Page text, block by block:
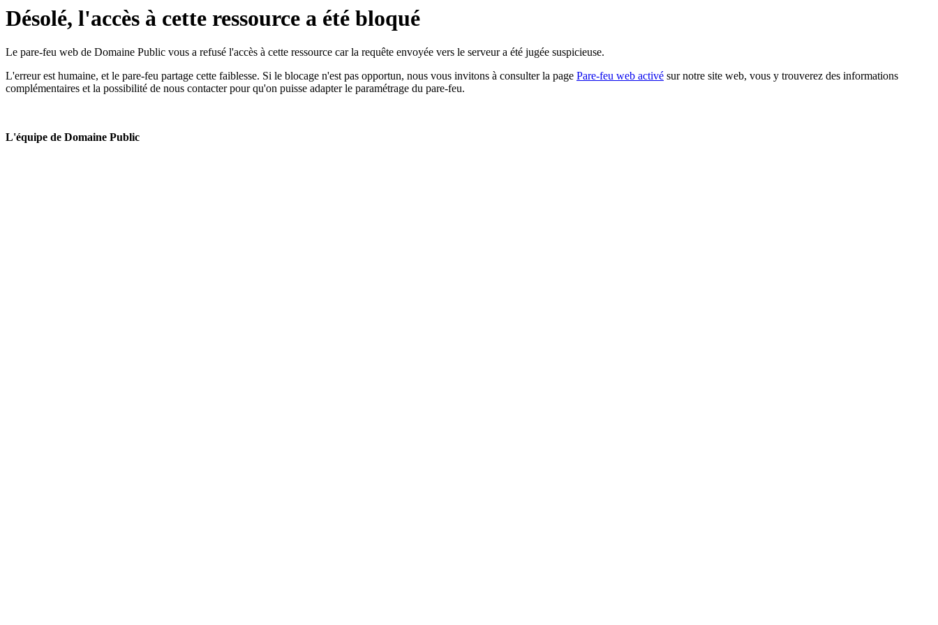
Désolé, l'accès à cette ressource a été bloqué
Le pare-feu web de Domaine Public vous a refusé l'accès à cette ressource car la requête envoyée vers le serveur a été jugée suspicieuse.
L'erreur est humaine, et le pare-feu partage cette faiblesse. Si le blocage n'est pas opportun, nous vous invitons à consulter la page Pare-feu web activé sur notre site web, vous y trouverez des informations
complémentaires et la possibilité de nous contacter pour qu'on puisse adapter le paramétrage du pare-feu.
L'équipe de Domaine Public